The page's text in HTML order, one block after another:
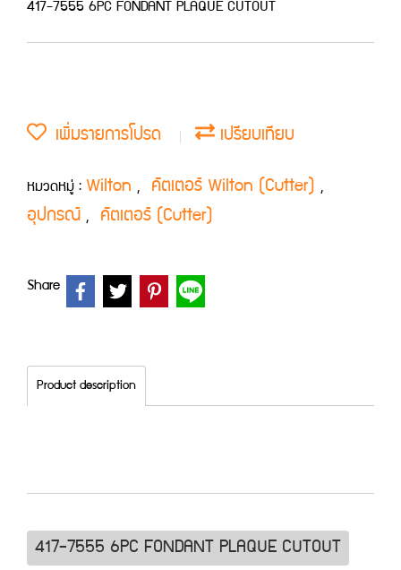
417-7555 6PC FONDANT PLAQUE CUTOUT
เพิ่มรายการโปรด เปรียบเทียบ
หมวดหมู่ : Wilton , คัตเตอร์ Wilton (Cutter) ,
อุปกรณ์ , คัตเตอร์ (Cutter)
Share
Product description
417-7555 6PC FONDANT PLAQUE CUTOUT